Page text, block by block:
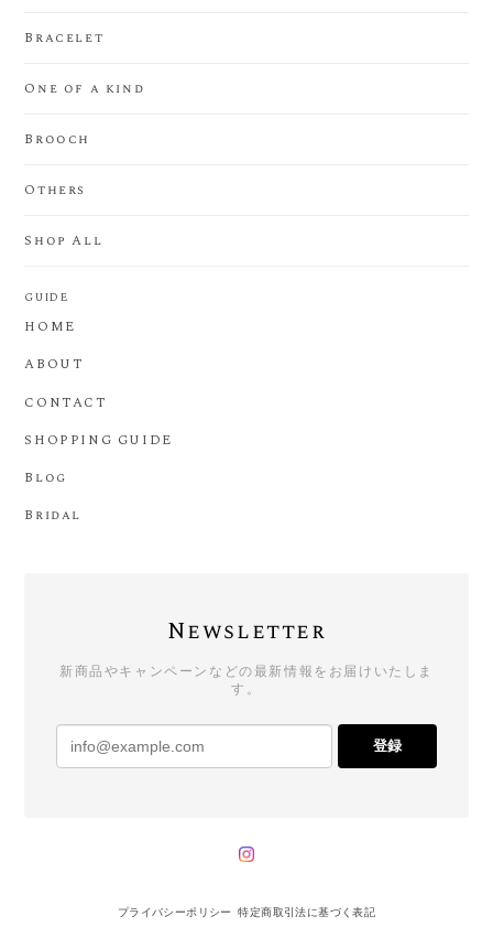
Bracelet
One of a kind
Brooch
Others
Shop All
GUIDE
HOME
ABOUT
CONTACT
SHOPPING GUIDE
Blog
Bridal
Newsletter
新商品やキャンペーンなどの最新情報をお届けいたしま
す。
登録
プライバシーポリシー 特定商取引法に基づく表記